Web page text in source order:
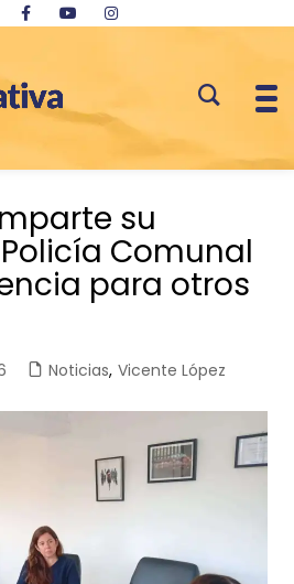
su
Comunal
para otros
Noticias, Vicente López